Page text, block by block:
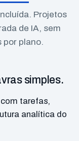
Projetos
de IA, sem
por plano.
simples.
tarefas,
analítica do